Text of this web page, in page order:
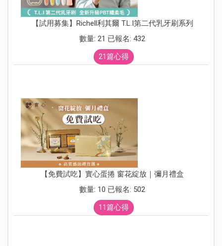
【試用募集】Richell利其爾 T.L.I第二代乳牙刷系列
數量: 21 已報名: 432
21篇心得
【免費試吃】實心蛋捲 窗花綻放｜彌月禮盒
數量: 10 已報名: 502
11篇心得